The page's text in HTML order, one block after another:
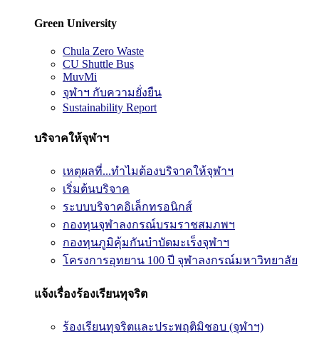
Green University
Chula Zero Waste
CU Shuttle Bus
MuvMi
จุฬาฯ กับความยั่งยืน
Sustainability Report
บริจาคให้จุฬาฯ
เหตุผลที่...ทำไมต้องบริจาคให้จุฬาฯ
เริ่มต้นบริจาค
ระบบบริจาคอิเล็กทรอนิกส์
กองทุนจุฬาลงกรณ์บรมราชสมภพฯ
กองทุนภูมิคุ้มกันบำบัดมะเร็งจุฬาฯ
โครงการอุทยาน 100 ปี จุฬาลงกรณ์มหาวิทยาลัย
แจ้งเรื่องร้องเรียนทุจริต
ร้องเรียนทุจริตและประพฤติมิชอบ (จุฬาฯ)